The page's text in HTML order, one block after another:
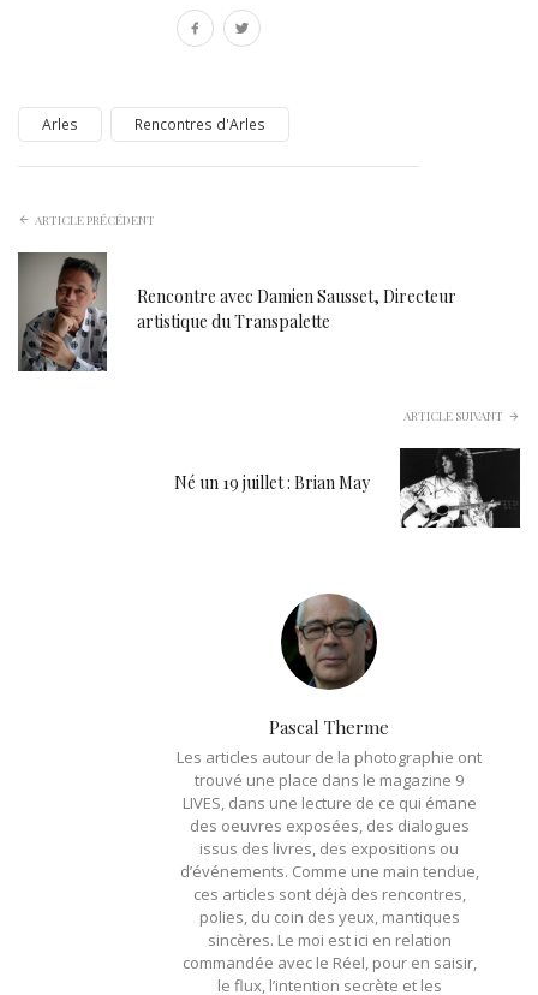
Arles Rencontres d'Arles
ARTICLE PRÉCÉDENT
Rencontre avec Damien Sausset, Directeur
artistique du Transpalette
ARTICLE SUIVANT
Né un 19 juillet : Brian May
Pascal Therme
Les articles autour de la photographie ont
trouvé une place dans le magazine 9
LIVES, dans une lecture de ce qui émane
des oeuvres exposées, des dialogues
issus des livres, des expositions ou
d’événements. Comme une main tendue,
ces articles sont déjà des rencontres,
polies, du coin des yeux, mantiques
sincères. Le moi est ici en relation
commandée avec le Réel, pour en saisir,
le flux, l’intention secrète et les